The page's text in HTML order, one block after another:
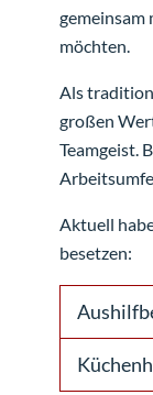
gemeinsam
möchten.
Als
großen
Teamgeist.
Aktuell
besetzen: